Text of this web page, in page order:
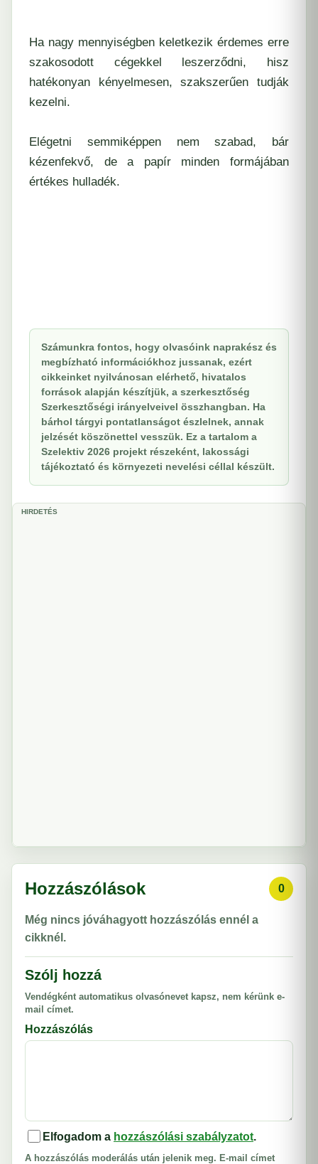
Ha nagy mennyiségben keletkezik érdemes erre
szakosodott cégekkel leszerződni, hisz
hatékonyan kényelmesen, szakszerűen tudják
kezelni.
Elégetni semmiképpen nem szabad, bár
kézenfekvő, de a papír minden formájában
értékes hulladék.
Számunkra fontos, hogy olvasóink naprakész és
megbízható információkhoz jussanak, ezért
cikkeinket nyilvánosan elérhető, hivatalos
források alapján készítjük, a szerkesztőség
Szerkesztőségi irányelveivel összhangban. Ha
bárhol tárgyi pontatlanságot észlelnek, annak
jelzését köszönettel vesszük. Ez a tartalom a
Szelektiv 2026 projekt részeként, lakossági
tájékoztató és környezeti nevelési céllal készült.
HIRDETÉS
Hozzászólások 0
Még nincs jóváhagyott hozzászólás ennél a
cikknél.
Szólj hozzá
Vendégként automatikus olvasónevet kapsz, nem kérünk e-
mail címet.
Hozzászólás
Elfogadom a hozzászólási szabályzatot.
A hozzászólás moderálás után jelenik meg. E-mail címet